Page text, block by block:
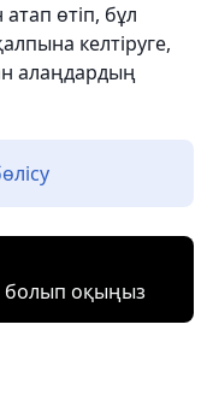
өтіп, бұл
келтіруге,
алаңдардың
болып оқыңыз